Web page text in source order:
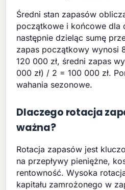
Średni stan zapasów
początkowe i końcowe dla
następnie dzieląc sumę
zapas początkowy wynosi
120 000 zł, średni zapas
000 zł) / 2 = 100 000 zł.
wahania sezonowe.
Dlaczego rotacja
ważna?
Rotacja zapasów jest
na przepływy pieniężne,
rentowność. Wysoka
kapitału zamrożonego w